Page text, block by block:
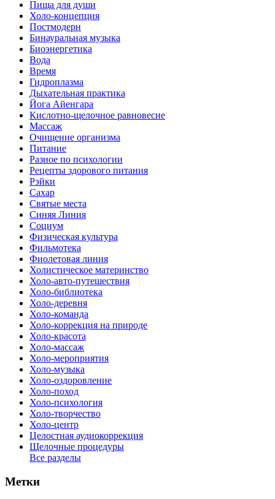
Пища для души
Холо-концепция
Постмодерн
Бинауральная музыка
Биоэнергетика
Вода
Время
Гидроплазма
Дыхательная практика
Йога Айенгара
Кислотно-щелочное равновесие
Массаж
Очищение организма
Питание
Разное по психологии
Рецепты здорового питания
Рэйки
Сахар
Святые места
Синяя Линия
Социум
Физическая культура
Фильмотека
Фиолетовая линия
Холистическое материнство
Холо-авто-путешествия
Холо-библиотека
Холо-деревня
Холо-команда
Холо-коррекция на природе
Холо-красота
Холо-массаж
Холо-мероприятия
Холо-музыка
Холо-оздоровление
Холо-поход
Холо-психология
Холо-творчество
Холо-центр
Целостная аудиокоррекция
Щелочные процедуры
Все разделы
Метки